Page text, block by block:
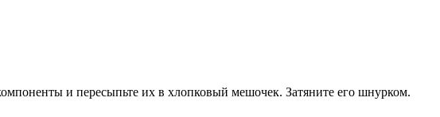
и пересыпьте их в хлопковый мешочек. Затяните его шнурком.